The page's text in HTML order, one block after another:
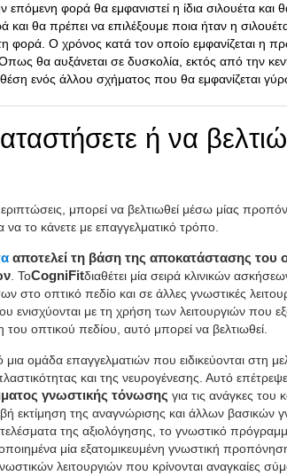
επόμενη φορά θα εμφανιστεί η ίδια σιλουέτα και
και θα πρέπει να επιλέξουμε ποια ήταν η
φορά. Ο χρόνος κατά τον οποίο εμφανίζεται η
θα αυξάνεται σε δυσκολία, εκτός από την
ενός άλλου σχήματος που θα εμφανίζεται
ή να
μπορεί να βελτιωθεί μέσω μίας
το κάνετε με επαγγελματικό τρόπο.
αποτελεί τη βάση της αποκατάστασης του
. ΤοCogniFitδιαθέτει μία σειρά κλινικών
στο οπτικό πεδίο και σε άλλες γνωστικές
ενισχύονται με τη χρήση των λειτουργιών που
οπτικού πεδίου, αυτό μπορεί να βελτιωθεί.
μια ομάδα επαγγελματιών που ειδικεύονται στη
και της νευρογένεσης. Αυτό
γνωστικής τόνωσης για τις ανάγκες του
εκτίμηση της αναγνώρισης και άλλων βασικών
της αξιολόγησης, το γνωστικό
μία εξατομικευμένη γνωστική
λειτουργιών που κρίνονται αναγκαίες